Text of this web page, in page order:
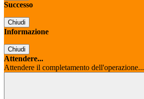
Successo
Chiudi
Informazione
Chiudi
Attendere...
Attendere il completamento dell'operazione...